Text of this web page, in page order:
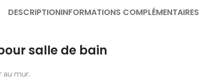
DESCRIPTIONINFORMATIONS COMPLÉMENTAIRES
salle de bain
au mur.